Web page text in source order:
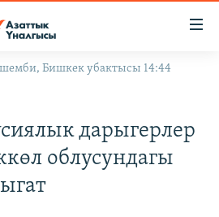
Бишкек убактысы 14:44
дарыгерлер
облусундагы